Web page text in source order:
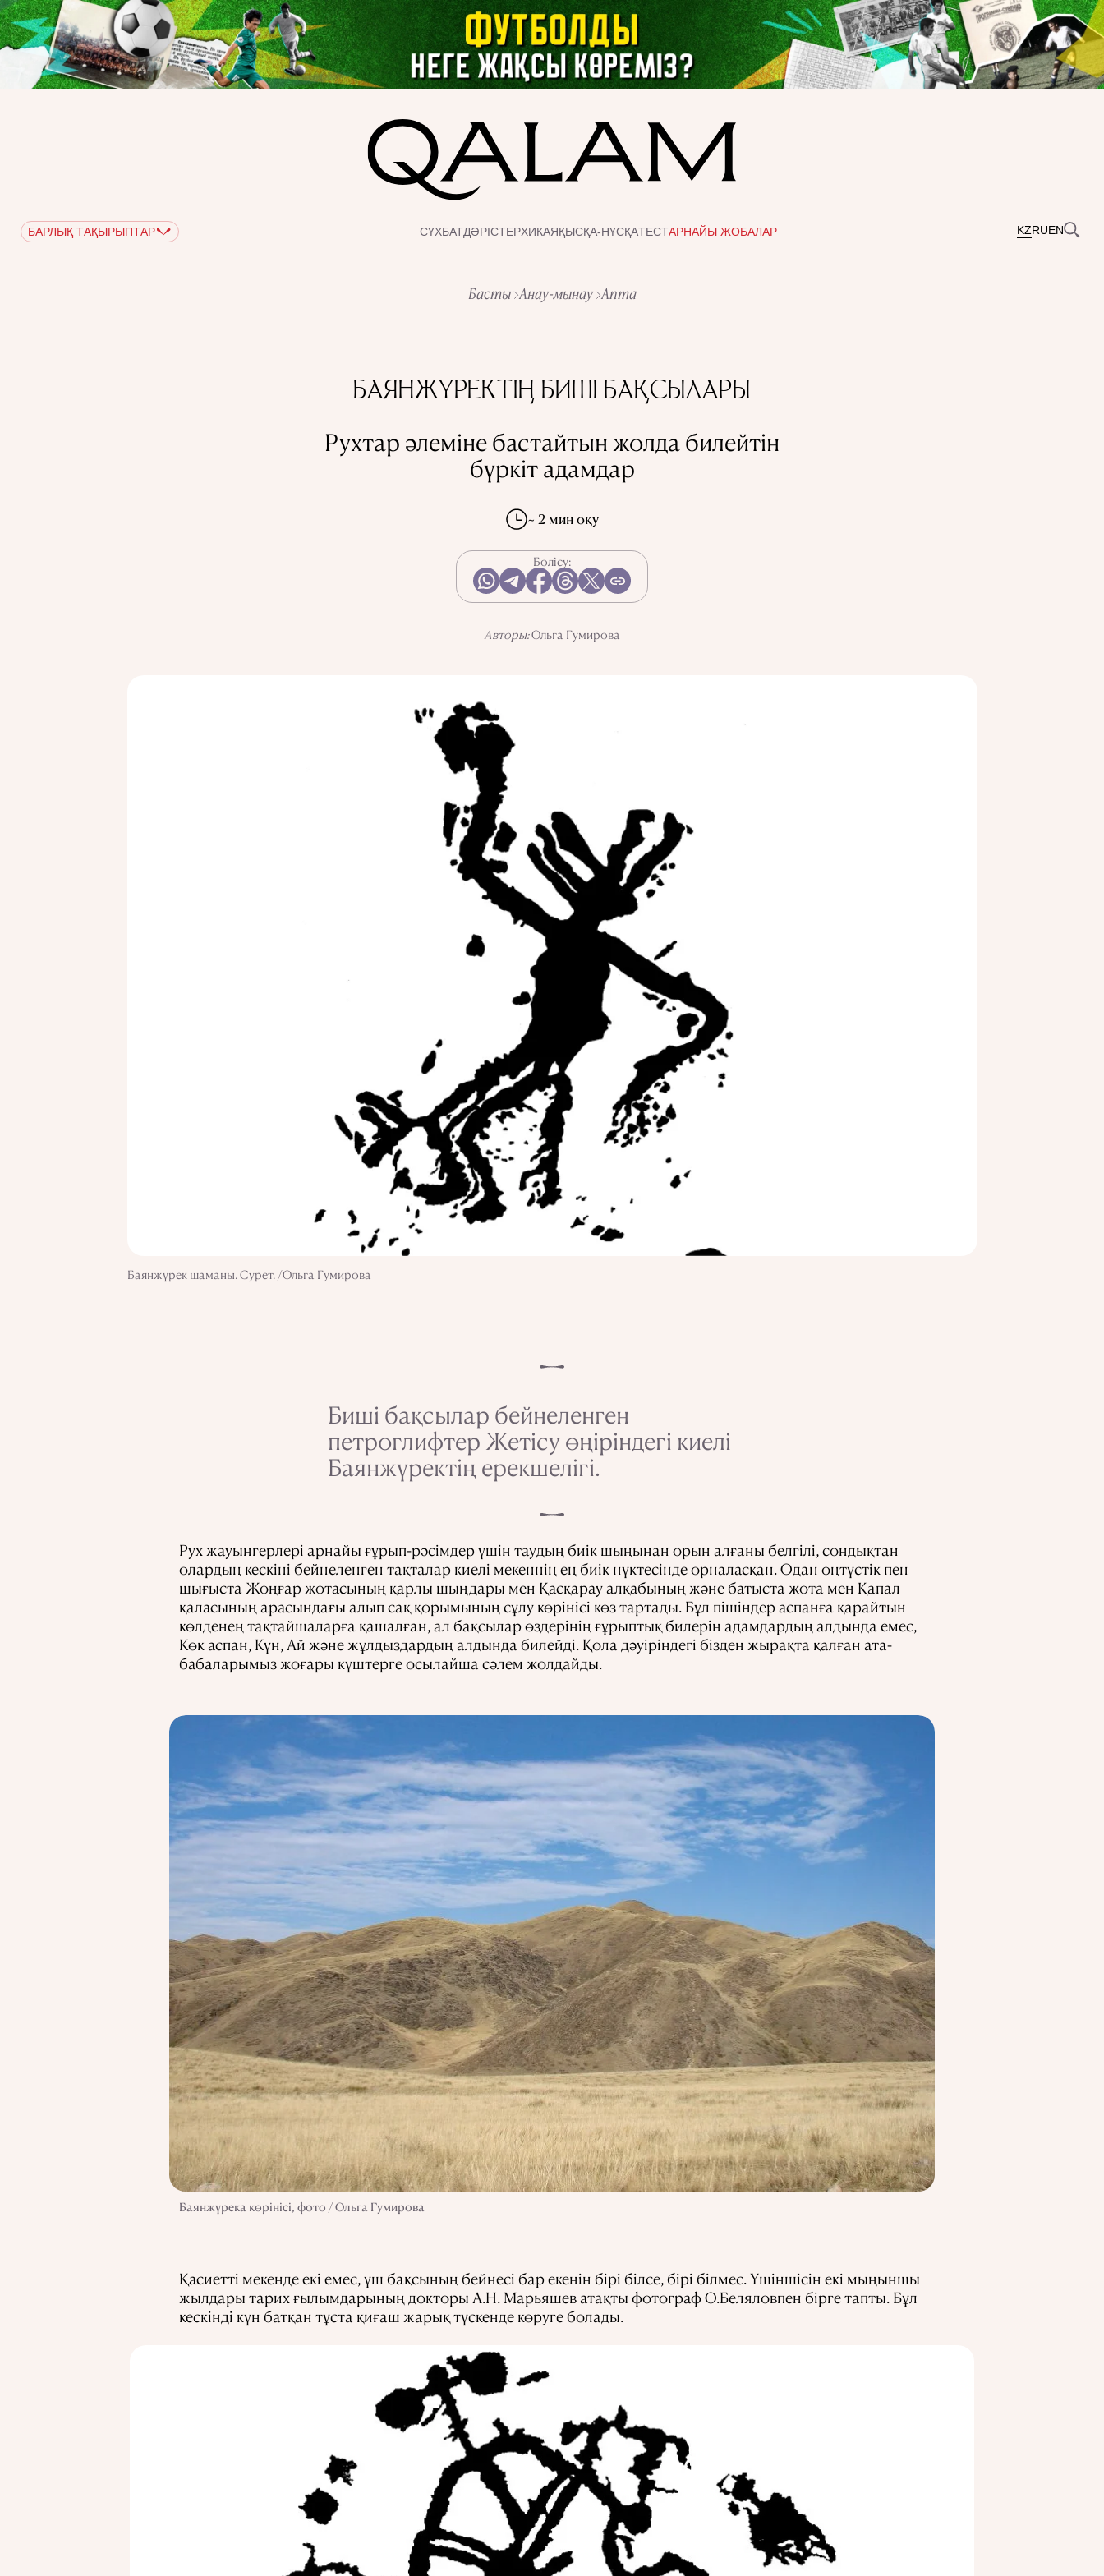
БАРЛЫҚ ТАҚЫРЫПТАР СҰХБАТДӘРІСТЕРХИКАЯҚЫСҚА-НҰСҚАТЕСТАРНАЙЫ ЖОБАЛАР KZRUEN
Басты Анау-мынау Апта
БАЯНЖҮРЕКТІҢ БИШІ БАҚСЫЛАРЫ
Рухтар әлеміне бастайтын жолда билейтін
бүркіт адамдар
~ 2 мин оқу
Бөлісу:
Авторы:Ольга Гумирова
Баянжүрек шаманы. Сурет. /Ольга Гумирова
Биші бақсылар бейнеленген
петроглифтер Жетісу өңіріндегі киелі
Баянжүректің ерекшелігі.
Рух жауынгерлері арнайы ғұрып-рәсімдер үшін таудың биік шыңынан орын алғаны белгілі, сондықтан
олардың кескіні бейнеленген тақталар киелі мекеннің ең биік нүктесінде орналасқан. Одан оңтүстік пен
шығыста Жоңғар жотасының қарлы шыңдары мен Қасқарау алқабының және батыста жота мен Қапал
қаласының арасындағы алып сақ қорымының сұлу көрінісі көз тартады. Бұл пішіндер аспанға қарайтын
көлденең тақтайшаларға қашалған, ал бақсылар өздерінің ғұрыптық билерін адамдардың алдында емес,
Көк аспан, Күн, Ай және жұлдыздардың алдында билейді. Қола дәуіріндегі бізден жырақта қалған ата-
бабаларымыз жоғары күштерге осылайша сәлем жолдайды.
Баянжүрека көрінісі, фото / Ольга Гумирова
Қасиетті мекенде екі емес, үш бақсының бейнесі бар екенін бірі білсе, бірі білмес. Үшіншісін екі мыңыншы
жылдары тарих ғылымдарының докторы А.Н. Марьяшев атақты фотограф О.Беляловпен бірге тапты. Бұл
кескінді күн батқан тұста қиғаш жарық түскенде көруге болады.